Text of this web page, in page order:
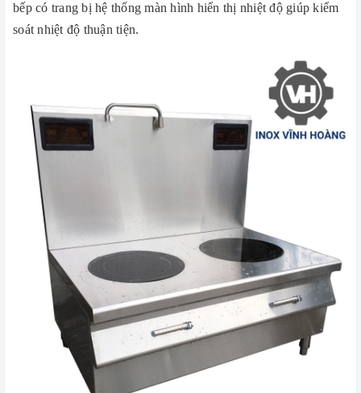
bếp có trang bị hệ thống màn hình hiển thị nhiệt độ giúp kiểm
soát nhiệt độ thuận tiện.